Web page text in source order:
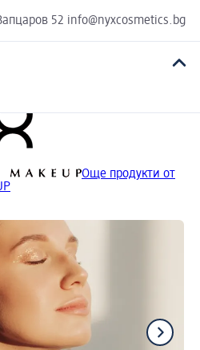
52 info@nyxcosmetics.bg
Още продукти от